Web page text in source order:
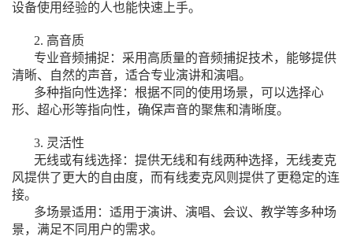
设备使用经验的人也能快速上手。
2. 高音质
专业音频捕捉：采用高质量的音频捕捉技术，能够提供
清晰、自然的声音，适合专业演讲和演唱。
多种指向性选择：根据不同的使用场景，可以选择心
形、超心形等指向性，确保声音的聚焦和清晰度。
3. 灵活性
无线或有线选择：提供无线和有线两种选择，无线麦克
风提供了更大的自由度，而有线麦克风则提供了更稳定的连
接。
多场景适用：适用于演讲、演唱、会议、教学等多种场
景，满足不同用户的需求。